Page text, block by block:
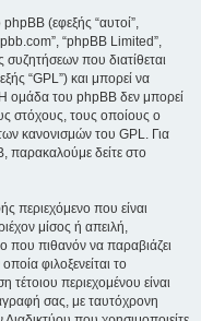
phpBB (εφεξής “αυτοί”,
“phpBB Limited”,
που διατίθεται
“GPL”) και μπορεί να
ομάδα του phpBB δεν μπορεί
στόχους, τους οποίους ο
κανονισμών του GPL. Για
παρακαλούμε δείτε στο
περιεχόμενο που είναι
μίσος ή απειλή,
που πιθανόν να παραβιάζει
φιλοξενείται το
τέτοιου περιεχομένου είναι
σας, με ταυτόχρονη